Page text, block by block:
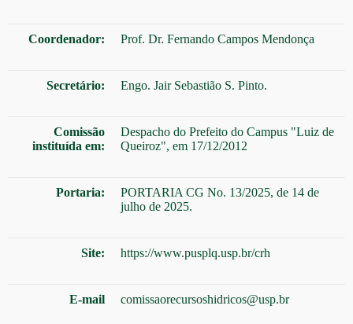
Coordenador: Prof. Dr. Fernando Campos Mendonça
Secretário: Engo. Jair Sebastião S. Pinto.
Comissão
instituída em:
Despacho do Prefeito do Campus "Luiz de
Queiroz", em 17/12/2012
Portaria:
PORTARIA CG No. 13/2025, de 14 de
julho de 2025.
Site: https://www.pusplq.usp.br/crh
E-mail comissaorecursoshidricos@usp.br